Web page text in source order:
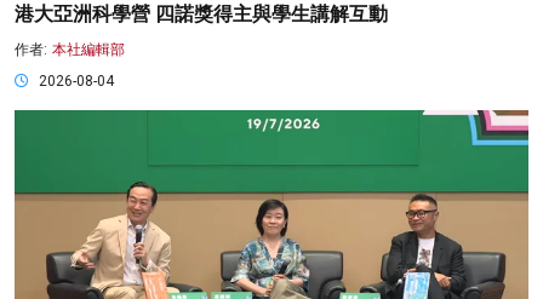
港大亞洲科學營 四諾獎得主與學生講解互動
作者: 本社編輯部
2026-08-04